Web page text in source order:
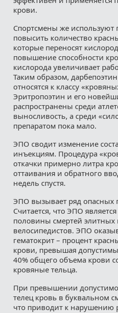
крови.
Спортсмены же используют
повысить количество
которые переносят
повышение способности
кислорода увеличивает
Таким образом,
относятся к классу
Эритропоэтин и его
распространены среди
выносливость, а среди
препаратом пока мало.
ЭПО сводит изменение
инъекциям. Процедура
откачки примерно литра
оттаивания и обратного
недель спустя.
ЭПО вызывает ряд опасных
Считается, что ЭПО
половины смертей элитных
велосипедистов. ЭПО
гематокрит – процент
крови, превышая
40% общего объема крови
кровяные тельца.
При превышении
телец кровь в буквальном
что приводит к нарушению